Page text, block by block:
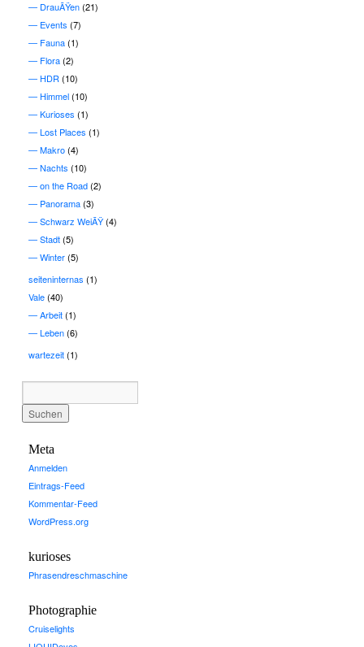
DrauÃŸen(21)
Events (7)
Fauna(1)
Flora(2)
HDR (10)
Himmel(10)
Kurioses (1)
Lost Places (1)
Makro(4)
Nachts (10)
on the Road(2)
Panorama(3)
Schwarz WeiÃŸ(4)
Stadt(5)
Winter(5)
seiteninternas (1)
Vale(40)
Arbeit(1)
Leben(6)
wartezeit(1)
Meta
Anmelden
Eintrags-Feed
Kommentar-Feed
WordPress.org
kurioses
Phrasendreschmaschine
Photographie
Cruiselights